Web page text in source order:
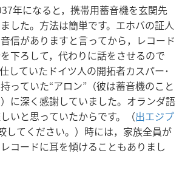
年になると，携帯用蓄音機を玄関先
した。方法は簡単です。エホバの証人
信がありますと言ってから，レコード
下ろして，代わりに話をさせるので
していたドイツ人の開拓者カスパー･
っていた“アロン”（彼は蓄音機のこと
に深く感謝していました。オランダ語
いと思っていたからです。（出エジプ
してください。）時には，家族全員が
コードに耳を傾けることもありまし